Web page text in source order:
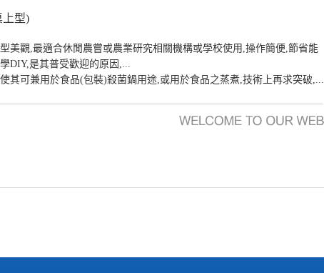
上型)
美觀,最適合休閒農嘗或農業研究相關機構或學校使用,操作簡便,節省能
DIY,是其普受歡迎的原因,...
其可兼用於食品(包裝)殺菌鍋用途,或用於食品之蒸煮,技術上再求突破,...